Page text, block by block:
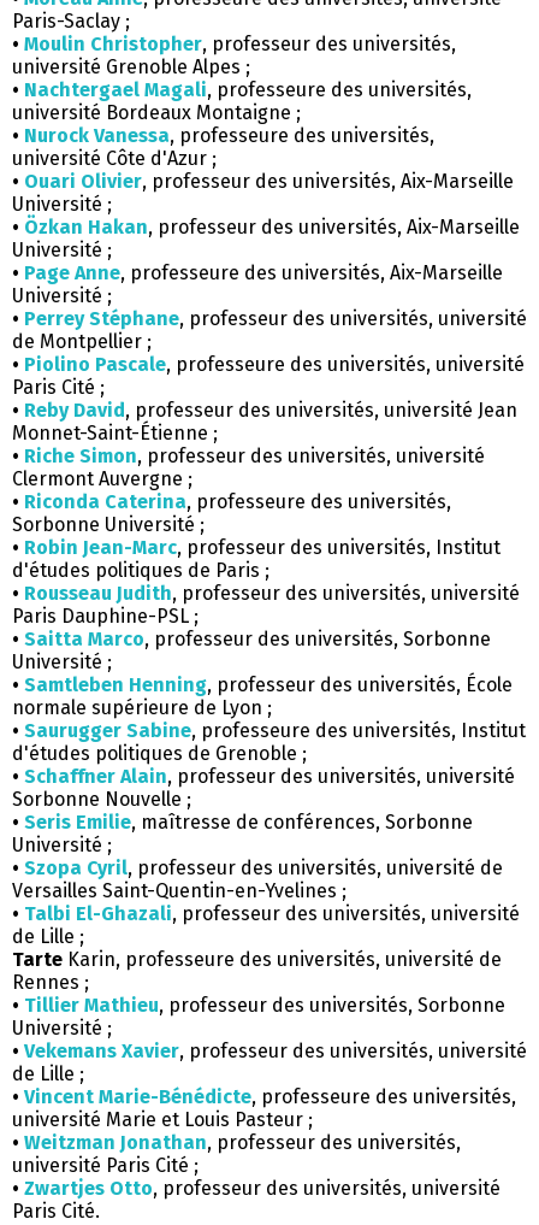
Paris-Saclay ;
• Moulin Christopher, professeur des universités,
université Grenoble Alpes ;
• Nachtergael Magali, professeure des universités,
université Bordeaux Montaigne ;
• Nurock Vanessa, professeure des universités,
université Côte d'Azur ;
• Ouari Olivier, professeur des universités, Aix-Marseille
Université ;
• Özkan Hakan, professeur des universités, Aix-Marseille
Université ;
• Page Anne, professeure des universités, Aix-Marseille
Université ;
• Perrey Stéphane, professeur des universités, université
de Montpellier ;
• Piolino Pascale, professeure des universités, université
Paris Cité ;
• Reby David, professeur des universités, université Jean
Monnet-Saint-Étienne ;
• Riche Simon, professeur des universités, université
Clermont Auvergne ;
• Riconda Caterina, professeure des universités,
Sorbonne Université ;
• Robin Jean-Marc, professeur des universités, Institut
d'études politiques de Paris ;
• Rousseau Judith, professeur des universités, université
Paris Dauphine-PSL ;
• Saitta Marco, professeur des universités, Sorbonne
Université ;
• Samtleben Henning, professeur des universités, École
normale supérieure de Lyon ;
• Saurugger Sabine, professeure des universités, Institut
d'études politiques de Grenoble ;
• Schaffner Alain, professeur des universités, université
Sorbonne Nouvelle ;
• Seris Emilie, maîtresse de conférences, Sorbonne
Université ;
• Szopa Cyril, professeur des universités, université de
Versailles Saint-Quentin-en-Yvelines ;
• Talbi El-Ghazali, professeur des universités, université
de Lille ;
Tarte Karin, professeure des universités, université de
Rennes ;
• Tillier Mathieu, professeur des universités, Sorbonne
Université ;
• Vekemans Xavier, professeur des universités, université
de Lille ;
• Vincent Marie-Bénédicte, professeure des universités,
université Marie et Louis Pasteur ;
• Weitzman Jonathan, professeur des universités,
université Paris Cité ;
• Zwartjes Otto, professeur des universités, université
Paris Cité.